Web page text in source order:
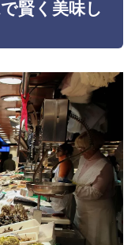
賢く美味し